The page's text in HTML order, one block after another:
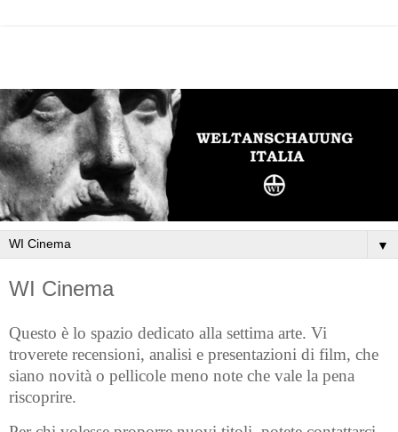
▼
WI Cinema
Questo è lo spazio dedicato alla settima arte. Vi
troverete recensioni, analisi e presentazioni di film, che
siano novità o pellicole meno note che vale la pena
riscoprire.